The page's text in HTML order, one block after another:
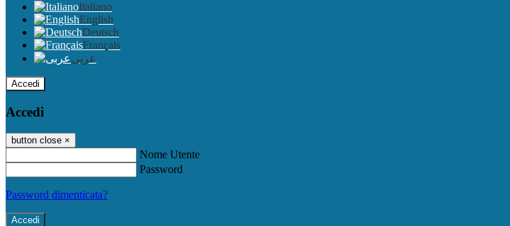
Italiano
English
Deutsch
Français
عربى
Accedi
Accedi
button close ×
Nome Utente
Password
Password dimenticata?